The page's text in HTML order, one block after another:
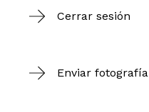
Cerrar sesión
Enviar fotografía